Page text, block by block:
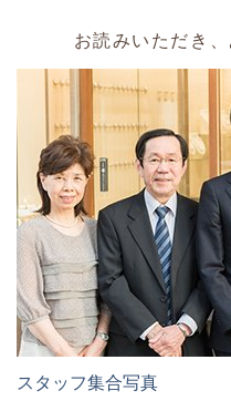
お読みいただき
スタッフ集合写真